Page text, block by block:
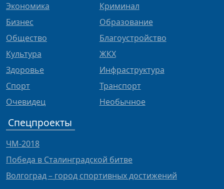
Экономика
Бизнес
Общество
Культура
Здоровье
Спорт
Очевидец
Криминал
Образование
Благоустройство
ЖКХ
Инфраструктура
Транспорт
Необычное
Спецпроекты
ЧМ-2018
Победа в Сталинградской битве
Волгоград – город спортивных достижений